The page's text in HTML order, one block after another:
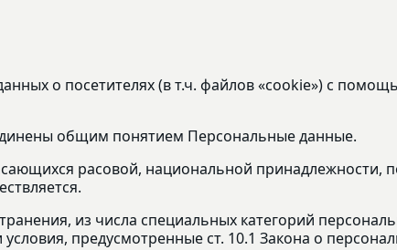
о посетителях (в т.ч. файлов «cookie») с
общим понятием Персональные данные.
расовой, национальной принадлежности,
из числа специальных категорий
предусмотренные ст. 10.1 Закона о